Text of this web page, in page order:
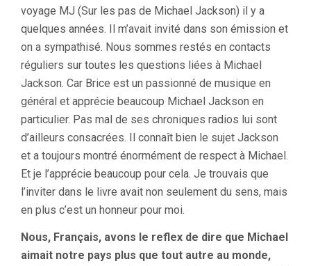
voyage MJ (Sur les pas de Michael Jackson) il y a
quelques années. Il m’avait invité dans son émission et
on a sympathisé. Nous sommes restés en contacts
réguliers sur toutes les questions liées à Michael
Jackson. Car Brice est un passionné de musique en
général et apprécie beaucoup Michael Jackson en
particulier. Pas mal de ses chroniques radios lui sont
d’ailleurs consacrées. Il connaît bien le sujet Jackson
et a toujours montré énormément de respect à Michael.
Et je l’apprécie beaucoup pour cela. Je trouvais que
l’inviter dans le livre avait non seulement du sens, mais
en plus c’est un honneur pour moi.
Nous, Français, avons le reflex de dire que Michael
aimait notre pays plus que tout autre au monde,